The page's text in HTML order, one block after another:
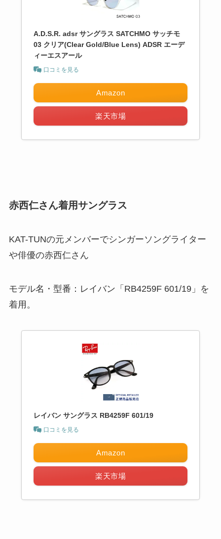
A.D.S.R. adsr サングラス SATCHMO サッチモ
03 クリア(Clear Gold/Blue Lens) ADSR エーデ
ィーエスアール
口コミを見る
Amazon
楽天市場
赤西仁さん着用サングラス
KAT-TUNの元メンバーでシンガーソングライター
や俳優の赤西仁さん
モデル名・型番：レイバン「RB4259F 601/19」を
着用。
レイバン サングラス RB4259F 601/19
口コミを見る
Amazon
楽天市場